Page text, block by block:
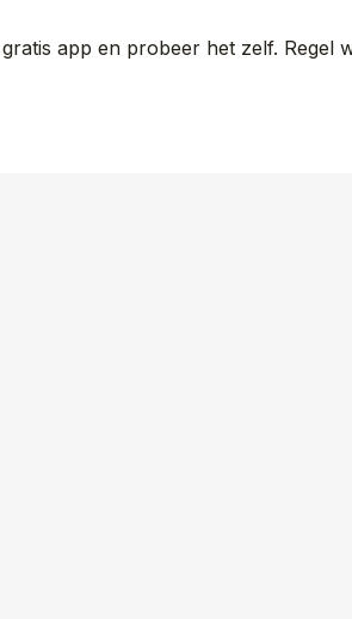
app en probeer het zelf. Regel